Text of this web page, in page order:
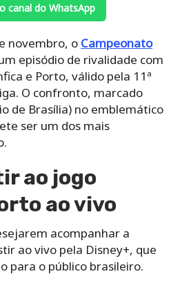
canal do WhatsApp
novembro, o Campeonato
episódio de rivalidade com
e Porto, válido pela 11ª
O confronto, marcado
de Brasília) no emblemático
ser um dos mais
ao jogo
ao vivo
acompanhar a
ao vivo pela Disney+, que
para o público brasileiro.